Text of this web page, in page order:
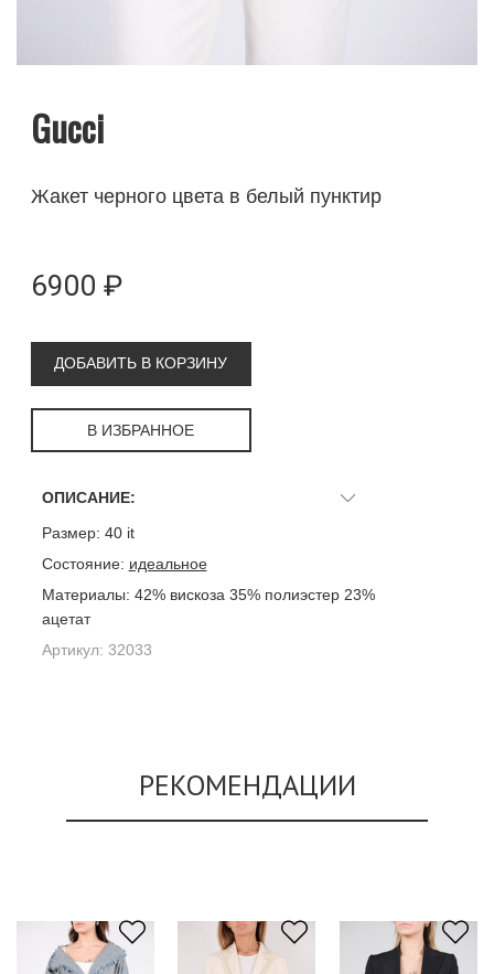
Gucci
Жакет черного цвета в белый пунктир
6900 ₽
ДОБАВИТЬ В КОРЗИНУ
В ИЗБРАННОЕ
ОПИСАНИЕ:
Размер: 40 it
Состояние: идеальное
Материалы: 42% вискоза 35% полиэстер 23%
ацетат
Артикул: 32033
РЕКОМЕНДАЦИИ